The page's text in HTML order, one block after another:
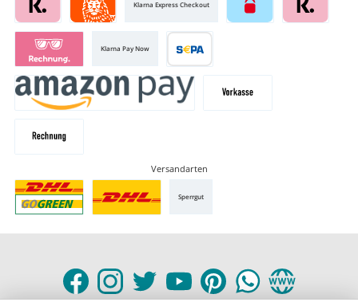
Klarna Express Checkout
Klarna Pay Now
Versandarten
Sperrgut